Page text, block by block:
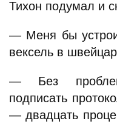
Тихон подумал и
— Меня бы
вексель в
— Без
подписать
— двадцать